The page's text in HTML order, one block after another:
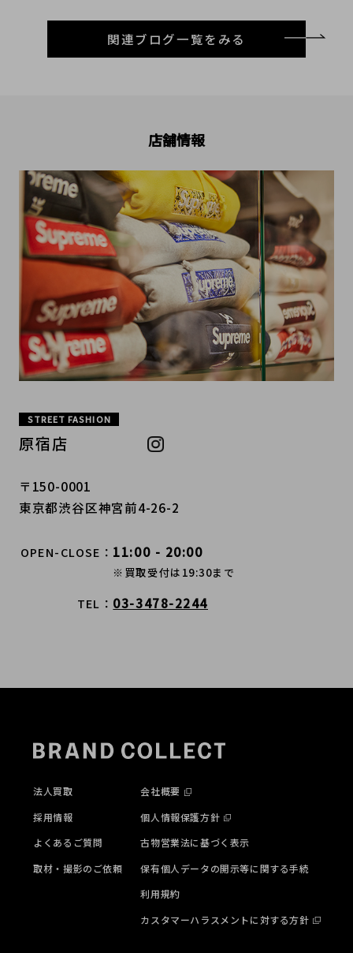
関連ブログ一覧をみる
店舗情報
STREET FASHION
原宿店
〒150-0001
東京都渋谷区神宮前4-26-2
OPEN-CLOSE 11:00 - 20:00
※買取受付は19:30まで
TEL 03-3478-2244
法人買取
採用情報
よくあるご質問
取材・撮影のご依頼
会社概要
個人情報保護方針
古物営業法に基づく表示
保有個人データの開示等に関する手続
利用規約
カスタマーハラスメントに対する方針